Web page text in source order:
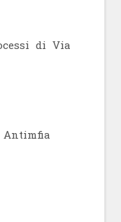
di Via
Antimfia